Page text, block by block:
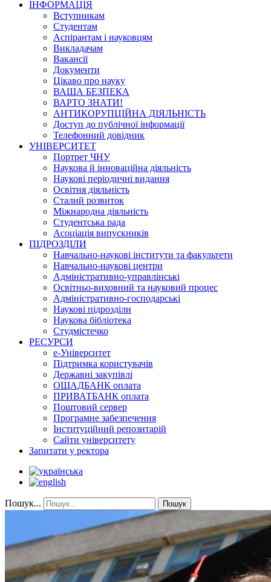
ІНФОРМАЦІЯ
Вступникам
Студентам
Аспірантам і науковцям
Викладачам
Вакансії
Документи
Цікаво про науку
ВАША БЕЗПЕКА
ВАРТО ЗНАТИ!
АНТИКОРУПЦІЙНА ДІЯЛЬНІСТЬ
Доступ до публічної інформації
Телефонний довідник
УНІВЕРСИТЕТ
Портрет ЧНУ
Наукова й інноваційна діяльність
Наукові періодичні видання
Освітня діяльність
Сталий розвиток
Міжнародна діяльність
Студентська рада
Асоціація випускників
ПІДРОЗДІЛИ
Навчально-наукові інститути та факультети
Навчально-наукові центри
Адміністративно-управлінські
Освітньо-виховний та науковий процес
Адміністративно-господарські
Наукові підрозділи
Наукова бібліотека
Студмістечко
РЕСУРСИ
е-Університет
Підтримка користувачів
Державні закупівлі
ОЩАДБАНК оплата
ПРИВАТБАНК оплата
Поштовий сервер
Програмне забезпечення
Інституційний репозитарій
Сайти університету
Запитати у ректора
Пошук... Пошук